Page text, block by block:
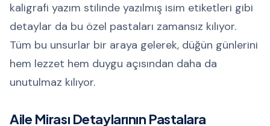
kaligrafi yazım stilinde yazılmış isim etiketleri gibi
detaylar da bu özel pastaları zamansız kılıyor.
Tüm bu unsurlar bir araya gelerek, düğün günlerini
hem lezzet hem duygu açısından daha da
unutulmaz kılıyor.
Aile Mirası Detaylarının Pastalara